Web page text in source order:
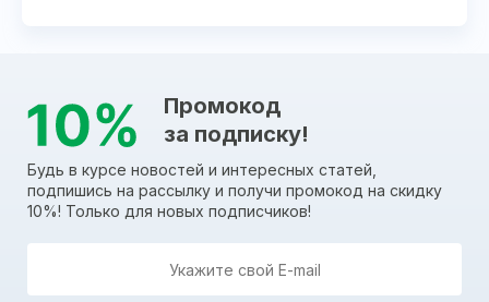
Промокод
за подписку!
Будь в курсе новостей и интересных статей,
подпишись на рассылку и получи промокод на скидку
10%! Только для новых подписчиков!